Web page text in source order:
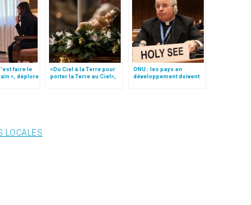
faire le
», déplore
«Du Ciel à la Terre pour
porter la Terre au Ciel»,
ONU : les pays en
développement doivent
LOCALES